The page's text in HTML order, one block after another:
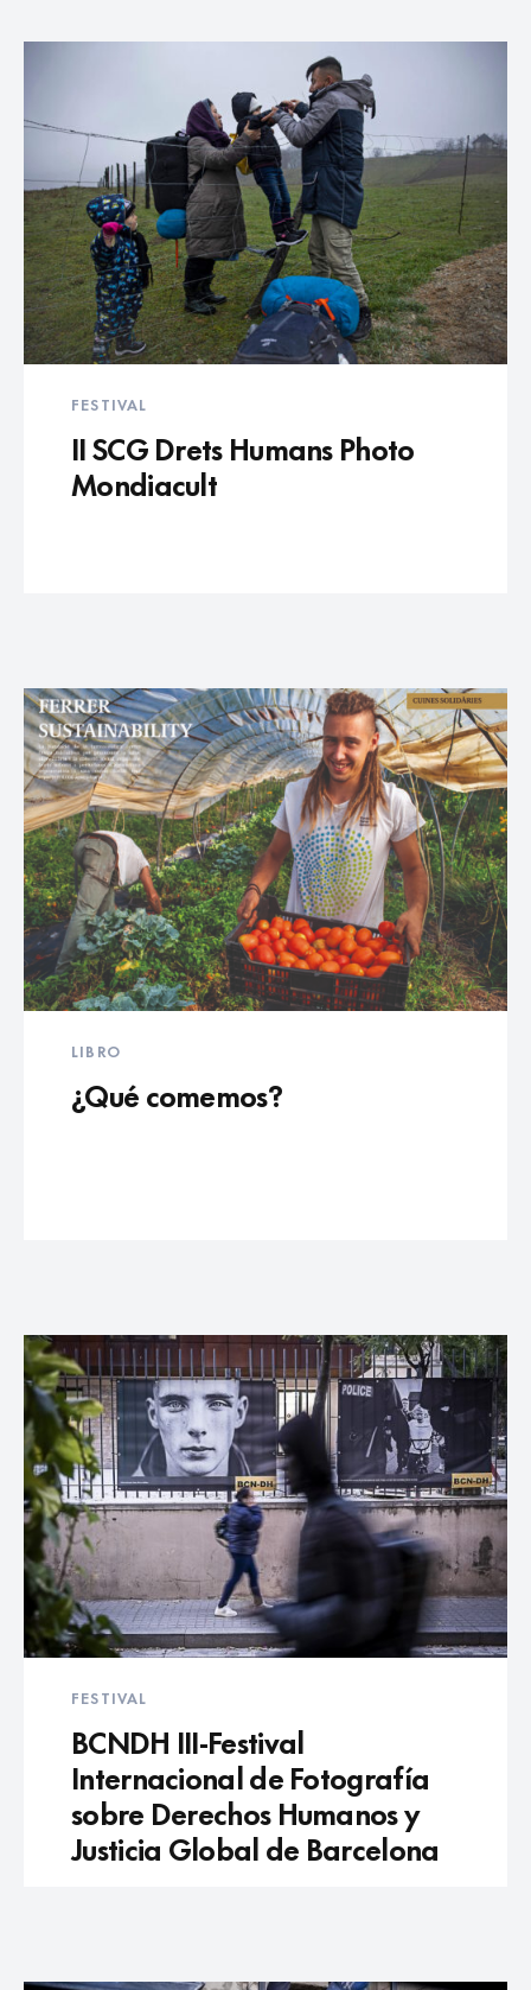
FESTIVAL
II SCG Drets Humans Photo
Mondiacult
LIBRO
¿Qué comemos?
FESTIVAL
BCNDH III-Festival
Internacional de Fotografía
sobre Derechos Humanos y
Justicia Global de Barcelona